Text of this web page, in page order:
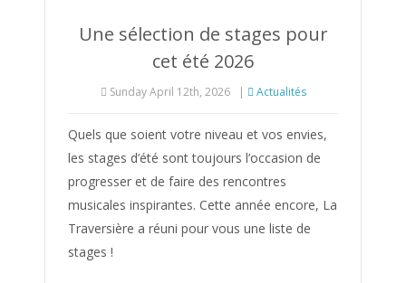
Une sélection de stages pour
cet été 2026
Sunday April 12th, 2026 | Actualités
Quels que soient votre niveau et vos envies,
les stages d’été sont toujours l’occasion de
progresser et de faire des rencontres
musicales inspirantes. Cette année encore, La
Traversière a réuni pour vous une liste de
stages !